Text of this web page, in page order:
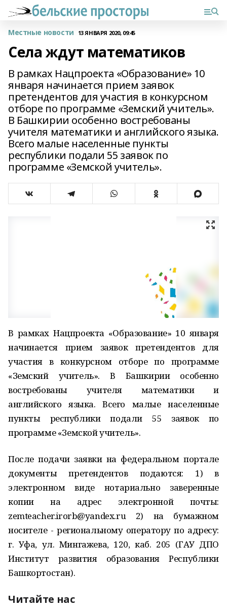
Местные новости 13 ЯНВАРЯ 2020, 09:45
Села ждут математиков
В рамках Нацпроекта «Образование» 10
января начинается прием заявок
претендентов для участия в конкурсном
отборе по программе «Земский учитель».
В Башкирии особенно востребованы
учителя математики и английского языка.
Всего малые населенные пункты
республики подали 55 заявок по
программе «Земской учитель».
В рамках Нацпроекта «Образование» 10 января
начинается прием заявок претендентов для
участия в конкурсном отборе по программе
«Земский учитель». В Башкирии особенно
востребованы учителя математики и
английского языка. Всего малые населенные
пункты республики подали 55 заявок по
программе «Земской учитель».
После подачи заявки на федеральном портале
документы претендентов подаются: 1) в
электронном виде нотариально заверенные
копии на адрес электронной почты:
zemteacher.irorb@yandex.ru2) на бумажном
носителе - региональному оператору по адресу:
г. Уфа, ул. Мингажева, 120, каб. 205 (ГАУ ДПО
Институт развития образования Республики
Башкортостан).
Читайте нас